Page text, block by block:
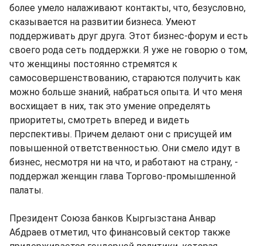
более умело налаживают контакты, что, безусловно,
сказывается на развитии бизнеса. Умеют
поддерживать друг друга. Этот бизнес-форум и есть
своего рода сеть поддержки. Я уже не говорю о том,
что женщины постоянно стремятся к
самосовершенствованию, стараются получить как
можно больше знаний, набраться опыта. И что меня
восхищает в них, так это умение определять
приоритеты, смотреть вперед и видеть
перспективы. Причем делают они с присущей им
повышенной ответственностью. Они смело идут в
бизнес, несмотря ни на что, и работают на страну, -
поддержал женщин глава Торгово-промышленной
палаты.
Президент Союза банков Кыргызстана Анвар
Абдраев отметил, что финансовый сектор также